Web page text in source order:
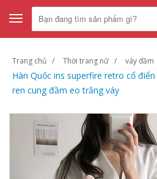
Toggle
navigation
Trang chủ Thời trang nữ váy đầm
Hàn Quốc ins superfire retro cổ
ren cung đầm eo trắng váy